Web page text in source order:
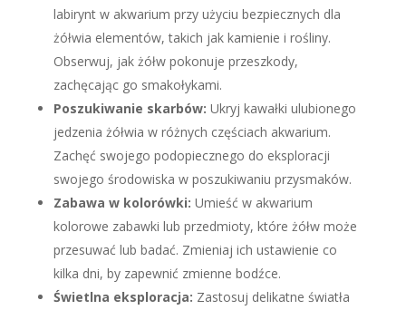
labirynt w akwarium przy użyciu bezpiecznych dla
żółwia elementów, takich jak kamienie i rośliny.
Obserwuj, jak żółw pokonuje przeszkody,
zachęcając go smakołykami.
Poszukiwanie skarbów: Ukryj kawałki ulubionego
jedzenia żółwia w różnych częściach akwarium.
Zachęć swojego podopiecznego do eksploracji
swojego środowiska w poszukiwaniu przysmaków.
Zabawa w kolorówki: Umieść w akwarium
kolorowe zabawki lub przedmioty, które żółw może
przesuwać lub badać. Zmieniaj ich ustawienie co
kilka dni, by zapewnić zmienne bodźce.
Świetlna eksploracja: Zastosuj delikatne światła